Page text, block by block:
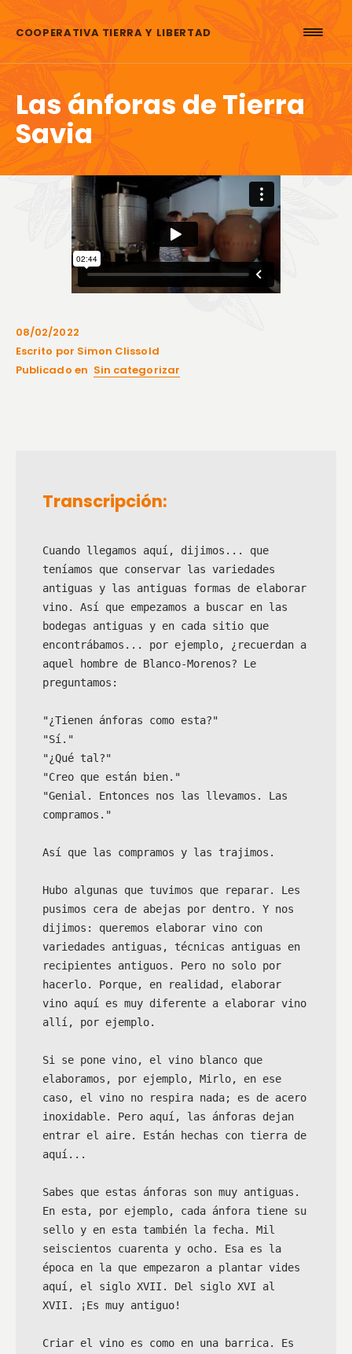
COOPERATIVA TIERRA Y LIBERTAD
Las ánforas de Tierra
Savia
08/02/2022
Escrito por Simon Clissold
Publicado en Sin categorizar
Transcripción:
Cuando llegamos aquí, dijimos... que
teníamos que conservar las variedades
antiguas y las antiguas formas de elaborar
vino. Así que empezamos a buscar en las
bodegas antiguas y en cada sitio que
encontrábamos... por ejemplo, ¿recuerdan a
aquel hombre de Blanco-Morenos? Le
preguntamos:
"¿Tienen ánforas como esta?"
"Sí."
"¿Qué tal?"
"Creo que están bien."
"Genial. Entonces nos las llevamos. Las
compramos."
Así que las compramos y las trajimos.
Hubo algunas que tuvimos que reparar. Les
pusimos cera de abejas por dentro. Y nos
dijimos: queremos elaborar vino con
variedades antiguas, técnicas antiguas en
recipientes antiguos. Pero no solo por
hacerlo. Porque, en realidad, elaborar
vino aquí es muy diferente a elaborar vino
allí, por ejemplo.
Si se pone vino, el vino blanco que
elaboramos, por ejemplo, Mirlo, en ese
caso, el vino no respira nada; es de acero
inoxidable. Pero aquí, las ánforas dejan
entrar el aire. Están hechas con tierra de
aquí...
Sabes que estas ánforas son muy antiguas.
En esta, por ejemplo, cada ánfora tiene su
sello y en esta también la fecha. Mil
seiscientos cuarenta y ocho. Esa es la
época en la que empezaron a plantar vides
aquí, el siglo XVII. Del siglo XVI al
XVII. ¡Es muy antiguo!
Criar el vino es como en una barrica. Es